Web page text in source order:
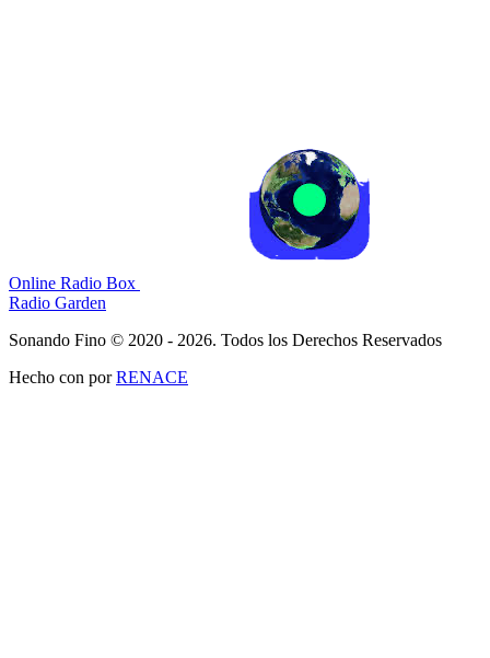
Online Radio Box
Radio Garden
Sonando Fino © 2020 - 2026. Todos los Derechos Reservados
Hecho con porRENACE